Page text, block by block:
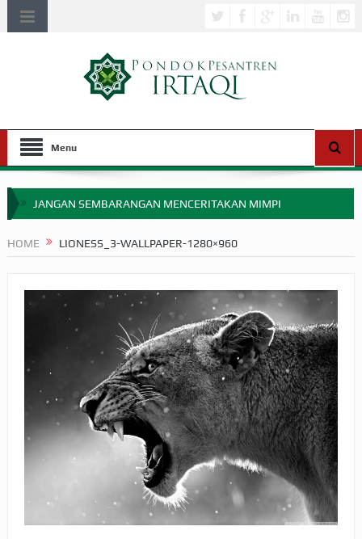
Menu
JANGAN SEMBARANGAN MENCERITAKAN MIMPI
APA HUKUM MEMPERCEPAT PEMBAYARAN ZAKAT
SEBELUM TIBA SAAT WAJIB?
HAKIKAT NIKMAT DI DUNIA!
BAGAIMANA CARA MEMBAYAR ZAKAT UANG?
UANG HARAM BISA MENJADI HALAL JIKA SEBAB
KEPEMILIKANNYA BERUBAH
ISTIDLAL BATIL VS ISTIDLAL SYAR’I
BAHASA CINTA KARENA ALLAH
HOME LIONESS_3-WALLPAPER-1280×960